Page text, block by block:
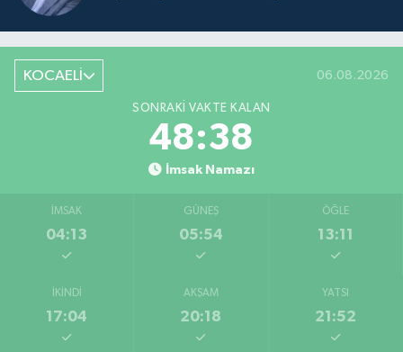
KOCAELİ 06.08.2026
SONRAKI VAKTE KALAN
48:38
İmsak Namazı
İMSAK
04:13
GÜNEŞ
05:54
ÖĞLE
13:11
İKINDI
17:04
AKŞAM
20:18
YATSI
21:52